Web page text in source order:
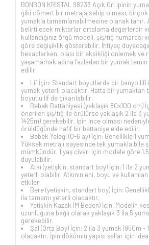
BONBON KRİSTAL 98233 Açık Gri ipinin
gibi cömert bir metraja sahip olması, birçok
yumakla tamamlanabilmesine olanak tanır.
belirtilecek miktarlar ortalama değerlerdir
kullandığınız örgü modeli, şiş/tığ numarası
göre değişiklik gösterebilir. İhtiyaç
hesaplarken, olası bir eksikliği önlemek ve
yaşamamak adına fazladan bir yumak
edilir.
Lif İçin: Standart boyutlarda bir banyo lifi
yumak yeterli olacaktır. Hatta bir yumaktan
boyutlu lif de çıkarılabilir.
Bebek Battaniyesi (yaklaşık 80x100 cm)
önerilen şiş/tığ ile örülürse yaklaşık 2 ila 3
1425m) gerekebilir. İpin ince olması
örüldüğünde hafif bir battaniye elde edilir.
Bebek Yeleği (0-6 ay) İçin: Genellikle 1
Yüksek metrajı sayesinde tek yumakla bile
mümkündür. 1 yaş civarı için modele göre
duyulabilir.
Atkı (yetişkin, standart boy) İçin: 1 ila 2
yeterli olabilir. Atkının eni, boyu ve
etkiler.
Bere (yetişkin, standart boy) İçin:
ila tamamı yeterli olacaktır.
Yetişkin Kazak (M Beden) İçin: Modelin
uzunluğuna bağlı olarak yaklaşık 3 ila 5
gerekebilir.
Şal (Orta Boy) İçin: 2 ila 3 yumak (950m -
olacaktır. İpin dökümlü yapısı şallar için